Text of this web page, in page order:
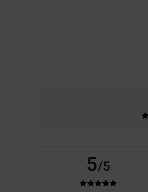
5/5